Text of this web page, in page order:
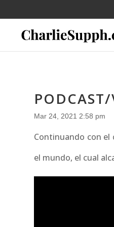
Mar 24, 2021 2:58 pm
Continuando con el
el mundo, el cual